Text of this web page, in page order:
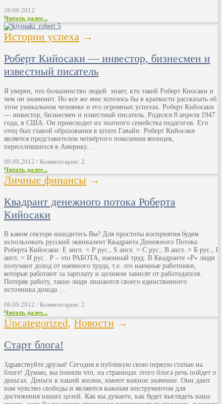
26.09.2012
Читать далее...
Истории успеха →
Роберт Кийосаки — инвестор, бизнесмен и
известный писатель
Я уверен, что большинство людей знает, кто такой Роберт Киосаки и
чем он знаменит. Но все же мне хотелось бы в краткости рассказать об
этом уникальном человеке и его огромных успехах. Роберт Кийосаки
— инвестор, бизнесмен и известный писатель. Родился 8 апреля 1947
года, в США. Он происходит из знатного семейства педагогов. Его
отец был главой образования в штате Гавайи. Роберт Кийосаки
является представителем четвёртого поколения японцев,
переселившихся в Америку. …
09.09.2012 / Комментарии: 2
Читать далее...
Личные финансы →
Квадрант денежного потока Роберта
Кийосаки
В каком секторе находитесь Вы? Для простоты восприятия будем
использовать русский эквивалент Квадранта Денежного Потока
Роберта Кийосаки: E англ. = Р рус., S англ. = С рус., B англ. = Б рус., I
англ. = И рус.. Р – это РАБОТА, наемный труд. В Квадранте «Р» люди
получают доход от наемного труда, т.е. это наемные работники,
которые работают за зарплату и целиком зависят от работодателя.
Потеряв работу, такие люди лишаются своего единственного
источника дохода …
06.09.2012 / Комментарии: 2
Читать далее...
Uncategorized, Новости →
Старт блога!
Здравствуйте друзья! Сегодня я публикую свою первую статью на
блоге! Думаю, вы поняли что, на страницах этого блога речь пойдет о
деньгах. Деньги в нашей жизни, имеют важное значение. Они дают
нам чувство свободы и являются важным инструментом для
достижения наших целей. Как вы думаете, как будет выглядеть ваша